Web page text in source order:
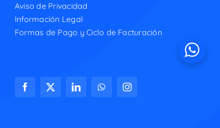
Aviso de Privacidad
Información Legal
Formas de Pago y Ciclo de Facturación